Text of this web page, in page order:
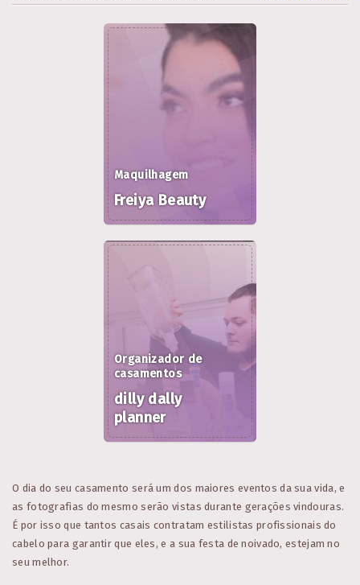
Maquilhagem
Freiya Beauty
Organizador de
casamentos
dilly dally
planner
O dia do seu casamento será um dos maiores eventos da sua vida, e
as fotografias do mesmo serão vistas durante gerações vindouras.
É por isso que tantos casais contratam estilistas profissionais do
cabelo para garantir que eles, e a sua festa de noivado, estejam no
seu melhor.